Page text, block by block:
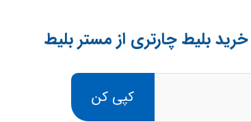
کپی کن